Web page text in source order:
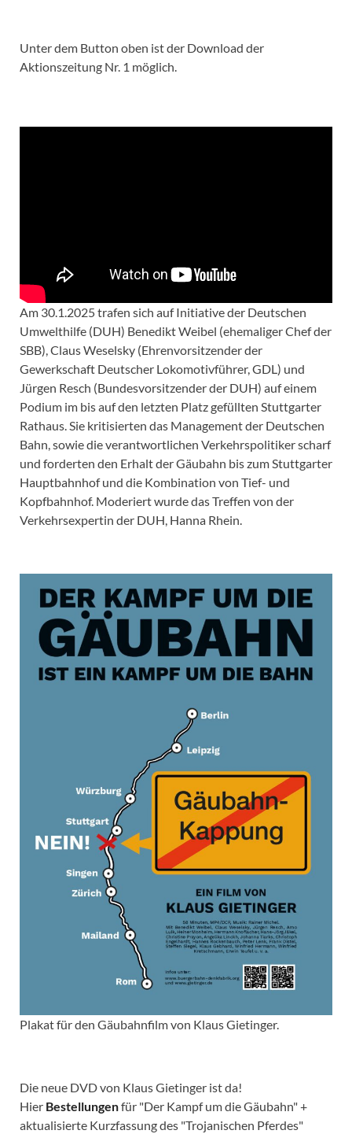
Unter dem Button oben ist der Download der
Aktionszeitung Nr. 1 möglich.
Am 30.1.2025 trafen sich auf Initiative der Deutschen
Umwelthilfe (DUH) Benedikt Weibel (ehemaliger Chef der
SBB), Claus Weselsky (Ehrenvorsitzender der
Gewerkschaft Deutscher Lokomotivführer, GDL) und
Jürgen Resch (Bundesvorsitzender der DUH) auf einem
Podium im bis auf den letzten Platz gefüllten Stuttgarter
Rathaus. Sie kritisierten das Management der Deutschen
Bahn, sowie die verantwortlichen Verkehrspolitiker scharf
und forderten den Erhalt der Gäubahn bis zum Stuttgarter
Hauptbahnhof und die Kombination von Tief- und
Kopfbahnhof. Moderiert wurde das Treffen von der
Verkehrsexpertin der DUH, Hanna Rhein.
Plakat für den Gäubahnfilm von Klaus Gietinger.
Die neue DVD von Klaus Gietinger ist da!
Hier Bestellungenfür "Der Kampf um die Gäubahn" +
aktualisierte Kurzfassung des "Trojanischen Pferdes"